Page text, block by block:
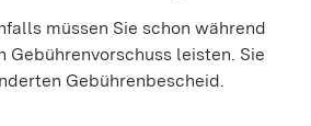
müssen Sie schon während
Gebührenvorschuss leisten. Sie
Gebührenbescheid.